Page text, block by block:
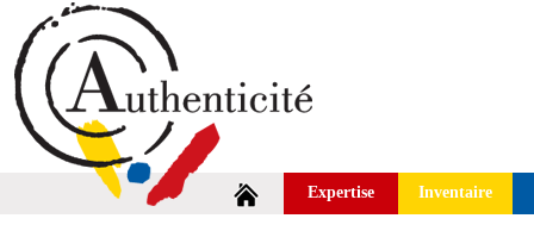
Expertise Inventaire